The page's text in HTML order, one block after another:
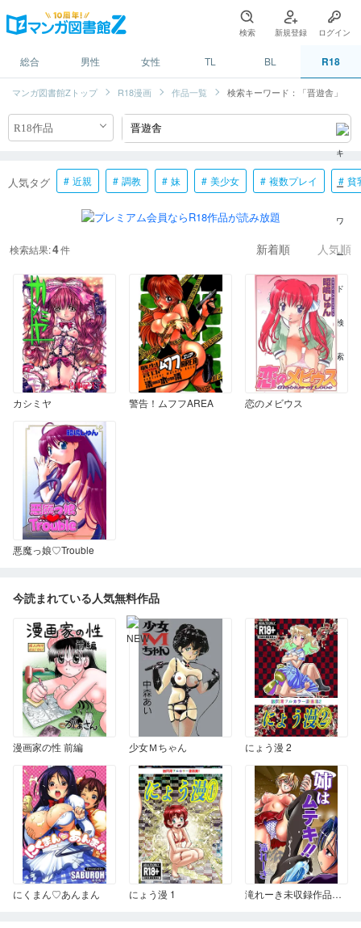
検索 新規登録 ログイン
総合 男性 女性 TL BL R18
マンガ図書館Zトップ R18漫画 作品一覧 検索キーワード：「晋遊舎」
人気タグ 近親 調教 妹 美少女 複数プレイ 貧
検索結果:4件 新着順 人気順
カシミヤ 警告！ムフフAREA 恋のメビウス
悪魔っ娘♡Trouble
今読まれている人気無料作品
漫画家の性 前編 少女Ｍちゃん にょう漫 2
にくまん♡あんまん にょう漫 1 滝れーき未収録作品集 姉はムテキ